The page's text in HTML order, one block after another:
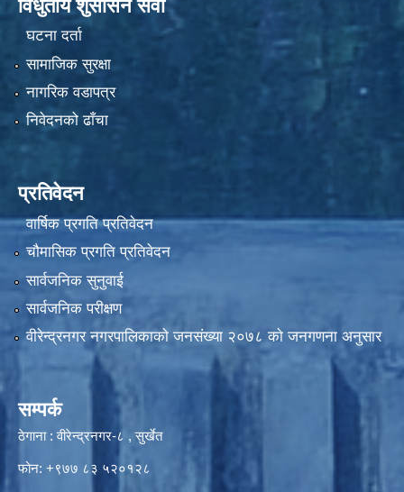
विधुतीय शुसासन सेवा
घटना दर्ता
सामाजिक सुरक्षा
नागरिक वडापत्र
निवेदनको ढाँचा
प्रतिवेदन
वार्षिक प्रगति प्रतिवेदन
चौमासिक प्रगति प्रतिवेदन
सार्वजनिक सुनुवाई
सार्वजनिक परीक्षण
वीरेन्द्रनगर नगरपालिकाकाे जनसंख्या २०७८ काे जनगणना अनुसार
सम्पर्क
ठेगाना : वीरेन्द्रनगर-८ , सुर्खेत
फोन: +९७७ ८३ ५२०१२८